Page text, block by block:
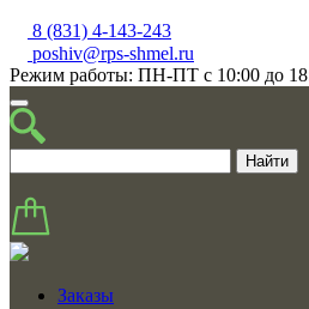
8 (831) 4-143-243
poshiv@rps-shmel.ru
Режим работы: ПН-ПТ с 10:00 до
Найти
Заказы